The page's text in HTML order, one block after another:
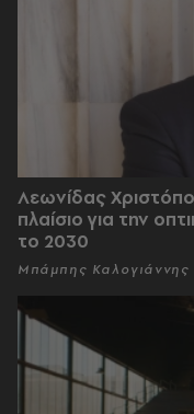
Λεωνίδας
πλαίσιο για την
το 2030
Μπάμπης Καλογιάννης